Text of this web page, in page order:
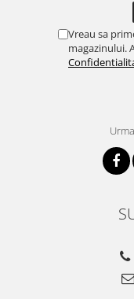
Vreau sa
magazinului.